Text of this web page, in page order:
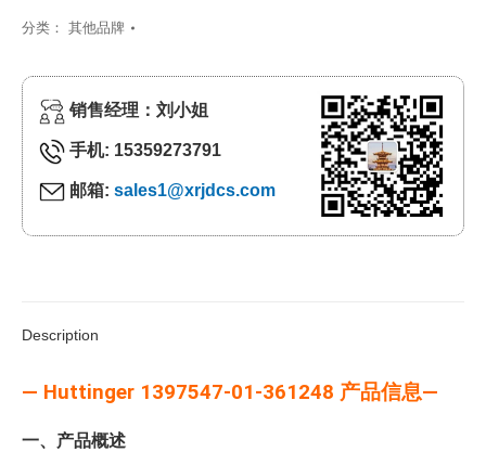
分类： 其他品牌
销售经理：刘小姐
手机: 15359273791
邮箱: sales1@xrjdcs.com
Description
— Huttinger 1397547-01-361248 产品信息—
一、产品概述